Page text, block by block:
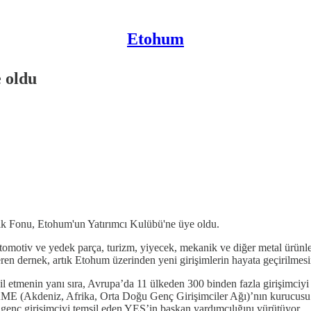
Etohum
oldu
Fonu, Etohum'un Yatırımcı Kulübü'ne üye oldu.
ve yedek parça, turizm, yiyecek, mekanik ve diğer metal
dernek, artık Etohum üzerinden yeni girişimlerin hayata
yanı sıra, Avrupa’da 11 ülkeden 300 binden fazla girişimciyi
(Akdeniz, Afrika, Orta Doğu Genç Girişimciler Ağı)’nın
girişimciyi temsil eden YES’in başkan yardımcılığını yürütüyor.